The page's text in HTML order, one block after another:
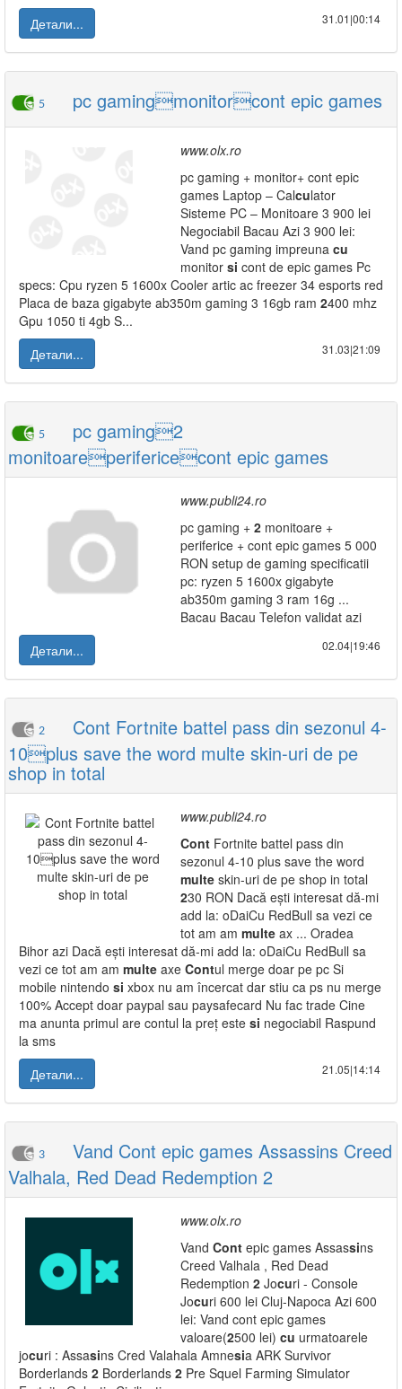
Детали...
31.01|00:14
5 pc gamingmonitorcont epic games
www.olx.ro
pc gaming + monitor+ cont epic
games Laptop – Calculator
Sisteme PC – Monitoare 3 900 lei
Negociabil Bacau Azi 3 900 lei:
Vand pc gaming impreuna cu
monitor si cont de epic games Pc
specs: Cpu ryzen 5 1600x Cooler artic ac freezer 34 esports red
Placa de baza gigabyte ab350m gaming 3 16gb ram 2400 mhz
Gpu 1050 ti 4gb S...
Детали...
31.03|21:09
5
pc gaming2
monitoareperifericecont epic games
www.publi24.ro
pc gaming + 2 monitoare +
periferice + cont epic games 5 000
RON setup de gaming specificatii
pc: ryzen 5 1600x gigabyte
ab350m gaming 3 ram 16g ...
Bacau Bacau Telefon validat azi
Детали...
02.04|19:46
2
Cont Fortnite battel pass din sezonul 4-
10plus save the word multe skin-uri de pe
shop in total
www.publi24.ro
Cont Fortnite battel pass din
sezonul 4-10 plus save the word
multe skin-uri de pe shop in total
230 RON Dacă ești interesat dă-mi
add la: oDaiCu RedBull sa vezi ce
tot am am multe ax ... Oradea
Bihor azi Dacă ești interesat dă-mi add la: oDaiCu RedBull sa
vezi ce tot am am multe axe Contul merge doar pe pc Si
mobile nintendo si xbox nu am încercat dar stiu ca ps nu merge
100% Accept doar paypal sau paysafecard Nu fac trade Cine
ma anunta primul are contul la preț este si negociabil Raspund
la sms
Детали...
21.05|14:14
3
Vand Cont epic games Assassins Creed
Valhala, Red Dead Redemption 2
www.olx.ro
Vand Cont epic games Assassins
Creed Valhala , Red Dead
Redemption 2 Jocuri - Console
Jocuri 600 lei Cluj-Napoca Azi 600
lei: Vand cont epic games
valoare(2500 lei) cu urmatoarele
jocuri : Assasins Cred Valahala Amnesia ARK Survivor
Borderlands 2 Borderlands 2 Pre Squel Farming Simulator